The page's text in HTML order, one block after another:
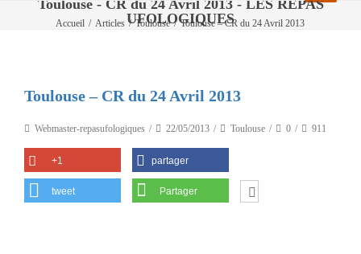
Toulouse - CR du 24 Avril 2013 - LES REPAS
UFOLOGIQUES
Accueil / Articles / Toulouse / Toulouse – CR du 24 Avril 2013
Toulouse – CR du 24 Avril 2013
Webmaster-repasufologiques 22/05/2013 Toulouse 0 911
+1 partager
tweet Partager